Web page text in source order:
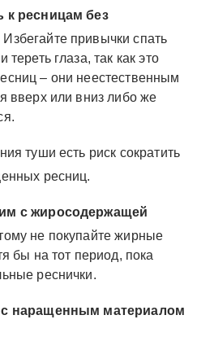
к ресницам без
Избегайте привычки спать
глаза, так как это
– они неестественным
вверх или вниз либо же
туши есть риск сократить
ресниц.
с жиросодержащей
не покупайте жирные
бы на тот период, пока
реснички.
с наращенным материалом